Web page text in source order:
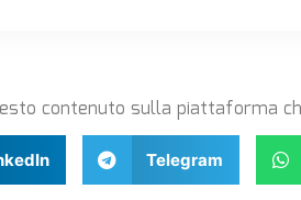
contenuto sulla piattaforma
Telegram